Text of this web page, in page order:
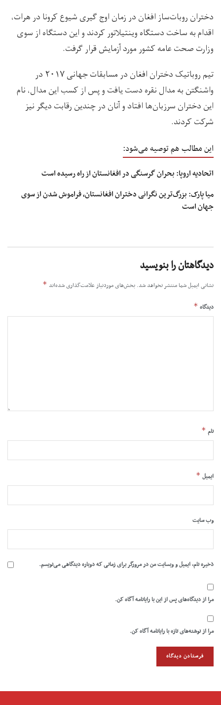
دختران روبات‌ساز افغان در زمان اوج گیری شیوع کرونا در هرات،
اقدام به ساخت دستگاه وینتیلاتور کردند و این دستگاه از سوی
وزارت صحت عامه کشور مورد آزمایش قرار گرفت.
تیم روباتیک دختران افغان در مسابقات جهانی ۲۰۱۷ در
واشنگتن به مدال نقره دست یافت و پس از کسب این مدال، نام
این دختران سرزبان‌ها افتاد و آنان در چندین رقابت دیگر نیز
شرکت کردند.
این مطالب هم توصیه می‌شود:
اتحادیه اروپا: بحران گرسنگی در افغانستان از راه رسیده است
میا پارک: بزرگ‌ترین نگرانی دختران افغانستان، فراموش شدن از سوی
جهان است
دیدگاهتان را بنویسید
نشانی ایمیل شما منتشر نخواهد شد. بخش‌های موردنیاز علامت‌گذاری شده‌اند *
دیدگاه *
نام *
ایمیل *
وب‌ سایت
ذخیره نام، ایمیل و وبسایت من در مرورگر برای زمانی که دوباره دیدگاهی می‌نویسم.
مرا از دیدگاه‌های پس از این با رایانامه آگاه کن.
مرا از نوشته‌های تازه با رایانامه آگاه کن.